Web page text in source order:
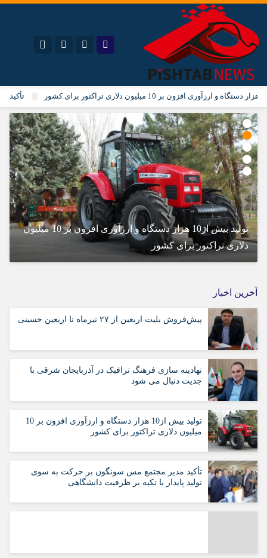
اینستاگرام تلگرام
سروش ایتا
آپارات
نام کاربری یا نشانی ایمیل
رمز عبور
مرا به خاطر بسپار
تأکید
تولید بیش از10 هزار دستگاه و ارزآوری افزون بر 10 میلیون
دلاری تراکتور برای کشور
آخرین اخبار
پیش‌فروش بلیت اربعین از ۲۷ تیرماه تا اربعین حسینی
نهادینه سازی فرهنگ ترافیک در آذربایجان شرقی با
جدیت دنبال می شود
تولید بیش از10 هزار دستگاه و ارزآوری افزون بر 10
میلیون دلاری تراکتور برای کشور
تأکید مدیر مجتمع مس سونگون بر حرکت به سوی
تولید پایدار با تکیه بر ظرفیت دانشگاهی